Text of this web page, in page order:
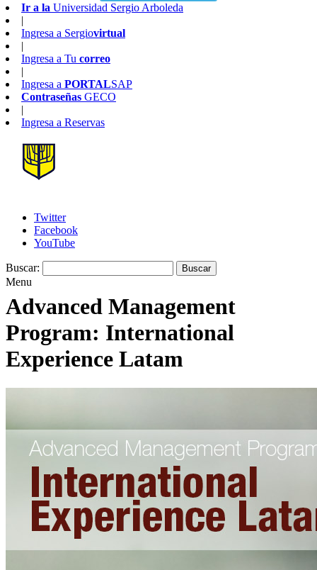
Ir a la Universidad Sergio Arboleda
|
Ingresa a Sergiovirtual
|
Ingresa a Tu correo
|
Ingresa a PORTALSAP
Contraseñas GECO
|
Ingresa a Reservas
Twitter
Facebook
YouTube
Buscar:
Menu
Advanced Management
Program: International
Experience Latam